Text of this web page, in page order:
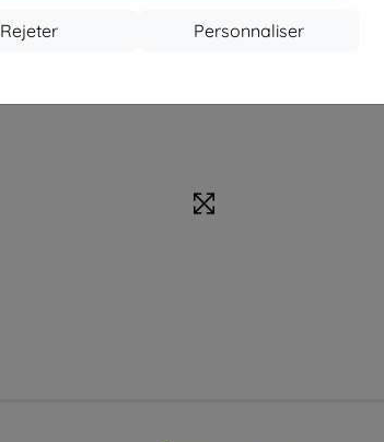
Personnaliser
Rejeter